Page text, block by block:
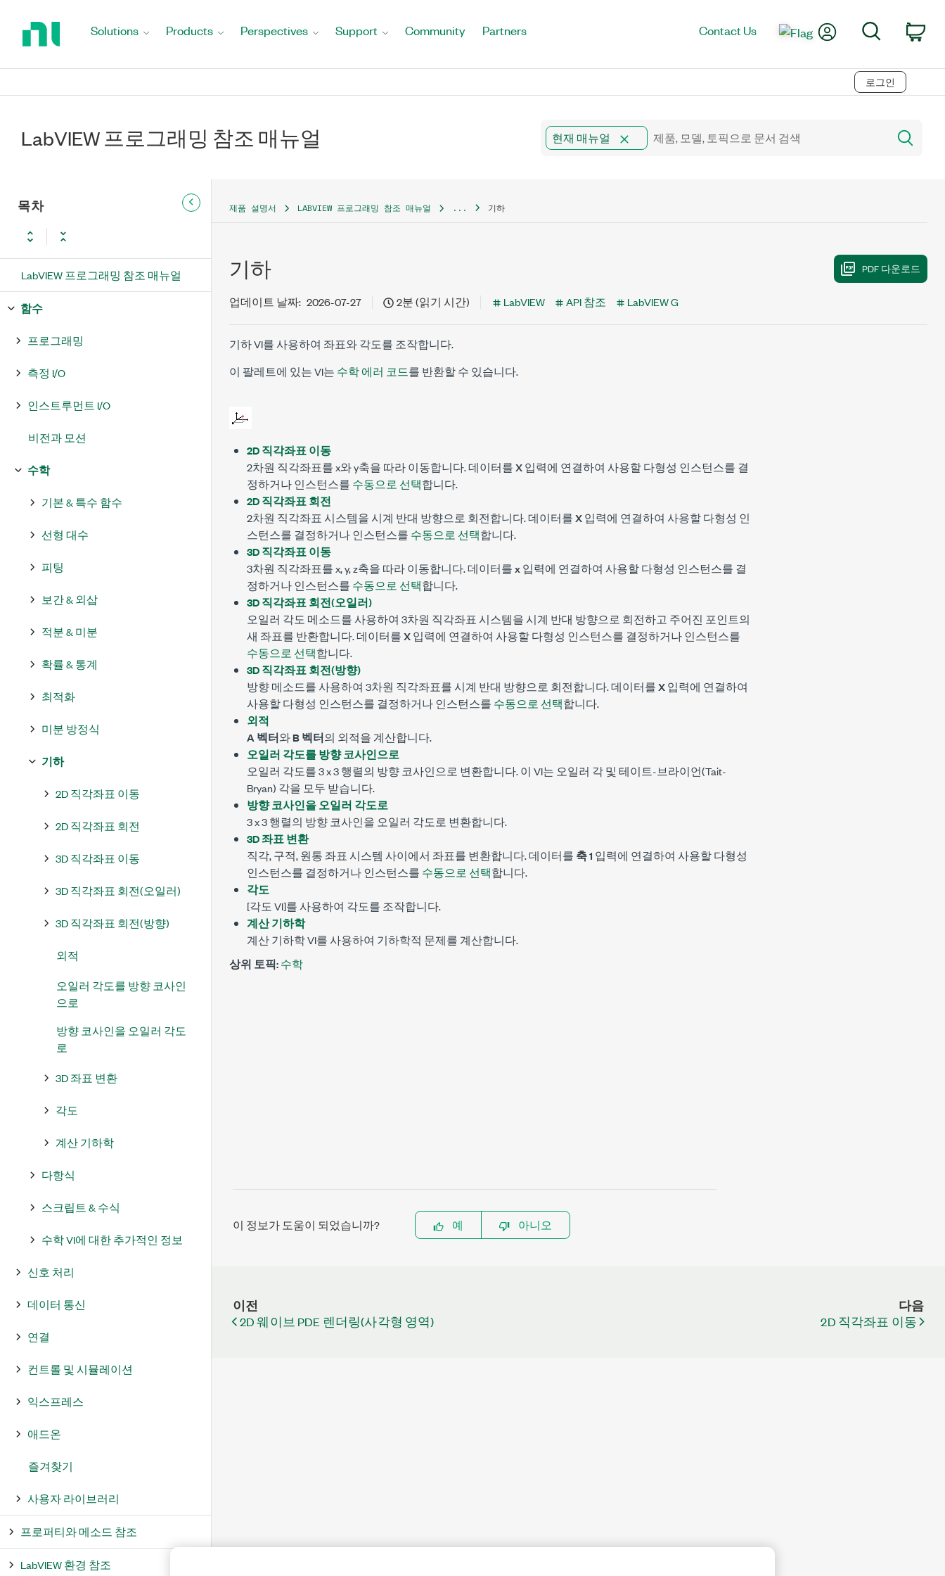
Solutions Products Perspectives Support Community Partners Contact Us My AccountSearch
로그인
LabVIEW 프로그래밍 참조 매뉴얼 현재 매뉴얼
목차
LabVIEW 프로그래밍 참조 매뉴얼
함수
프로그래밍
측정 I/O
인스트루먼트 I/O
비전과 모션
수학
기본 & 특수 함수
선형 대수
피팅
보간 & 외삽
적분 & 미분
확률 & 통계
최적화
미분 방정식
기하
2D 직각좌표 이동
2D 직각좌표 회전
3D 직각좌표 이동
3D 직각좌표 회전(오일러)
3D 직각좌표 회전(방향)
외적
오일러 각도를 방향 코사인
으로
방향 코사인을 오일러 각도
로
3D 좌표 변환
각도
계산 기하학
다항식
스크립트 & 수식
수학 VI에 대한 추가적인 정보
신호 처리
데이터 통신
연결
컨트롤 및 시뮬레이션
익스프레스
애드온
즐겨찾기
사용자 라이브러리
프로퍼티와 메소드 참조
LabVIEW 환경 참조
제품 설명서 LABVIEW 프로그래밍 참조 매뉴얼 ... 기하
기하
업데이트 날짜: 2026-07-27 2분 (읽기 시간) LabVIEW API 참조 LabVIEW G
기하 VI를 사용하여 좌표와 각도를 조작합니다.
이 팔레트에 있는 VI는 수학 에러 코드를 반환할 수 있습니다.
2D 직각좌표 이동
2차원 직각좌표를 x와 y축을 따라 이동합니다. 데이터를X입력에 연결하여 사용할 다형성 인스턴스를 결
정하거나 인스턴스를 수동으로 선택합니다.
2D 직각좌표 회전
2차원 직각좌표 시스템을 시계 반대 방향으로 회전합니다. 데이터를X입력에 연결하여 사용할 다형성 인
스턴스를 결정하거나 인스턴스를 수동으로 선택합니다.
3D 직각좌표 이동
3차원 직각좌표를 x, y, z축을 따라 이동합니다. 데이터를x입력에 연결하여 사용할 다형성 인스턴스를 결
정하거나 인스턴스를 수동으로 선택합니다.
3D 직각좌표 회전(오일러)
오일러 각도 메소드를 사용하여 3차원 직각좌표 시스템을 시계 반대 방향으로 회전하고 주어진 포인트의
새 좌표를 반환합니다. 데이터를X입력에 연결하여 사용할 다형성 인스턴스를 결정하거나 인스턴스를
수동으로 선택합니다.
3D 직각좌표 회전(방향)
방향 메소드를 사용하여 3차원 직각좌표를 시계 반대 방향으로 회전합니다. 데이터를X입력에 연결하여
사용할 다형성 인스턴스를 결정하거나 인스턴스를 수동으로 선택합니다.
외적
A 벡터와B 벡터의 외적을 계산합니다.
오일러 각도를 방향 코사인으로
오일러 각도를 3 x 3 행렬의 방향 코사인으로 변환합니다. 이 VI는 오일러 각 및 테이트-브라이언(Tait-
Bryan) 각을 모두 받습니다.
방향 코사인을 오일러 각도로
3 x 3 행렬의 방향 코사인을 오일러 각도로 변환합니다.
3D 좌표 변환
직각, 구적, 원통 좌표 시스템 사이에서 좌표를 변환합니다. 데이터를 축 1 입력에 연결하여 사용할 다형성
인스턴스를 결정하거나 인스턴스를 수동으로 선택합니다.
각도
[각도 VI]를 사용하여 각도를 조작합니다.
계산 기하학
계산 기하학 VI를 사용하여 기하학적 문제를 계산합니다.
상위 토픽:수학
이 정보가 도움이 되었습니까? 예 아니오
이전
2D 웨이브 PDE 렌더링(사각형 영역)
다음
2D 직각좌표 이동